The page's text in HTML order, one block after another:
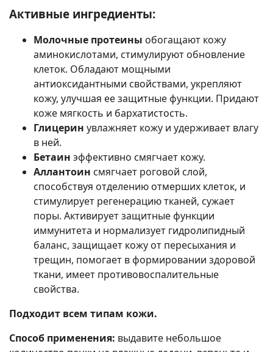
Активные ингредиенты:
Молочные протеины обогащают кожу
аминокислотами, стимулируют обновление
клеток. Обладают мощными
антиоксидантными свойствами, укрепляют
кожу, улучшая ее защитные функции. Придают
коже мягкость и бархатистость.
Глицерин увлажняет кожу и удерживает влагу
в ней.
Бетаин эффективно смягчает кожу.
Аллантоин смягчает роговой слой,
способствуя отделению отмерших клеток, и
стимулирует регенерацию тканей, сужает
поры. Активирует защитные функции
иммунитета и нормализует гидролипидный
баланс, защищает кожу от пересыхания и
трещин, помогает в формировании здоровой
ткани, имеет противовоспалительные
свойства.
Подходит всем типам кожи.
Способ применения: выдавите небольшое